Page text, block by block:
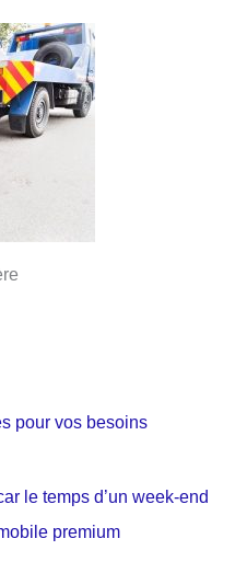
pour vos besoins
le temps d’un week-end
premium